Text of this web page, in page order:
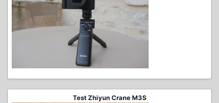
Test Zhiyun Crane M3S